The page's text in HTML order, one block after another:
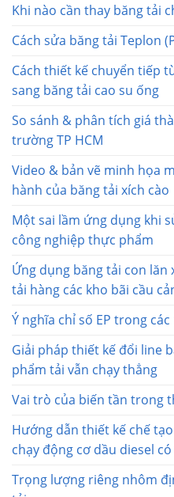
Khi nào cần thay băng tải
Cách sửa băng tải Teplon
Cách thiết kế chuyển tiếp
sang băng tải cao su ống
So sánh & phân tích giá
trường TP HCM
Video & bản vẽ minh họa
hành của băng tải xích cào
Một sai lầm ứng dụng khi
công nghiệp thực phẩm
Ứng dụng băng tải con
tải hàng các kho bãi cầu
Ý nghĩa chỉ số EP trong
Giải pháp thiết kế đổi line
phẩm tải vẫn chạy thẳng
Vai trò của biến tần trong
Hướng dẫn thiết kế chế
chạy động cơ dầu diesel
Trọng lượng riêng nhôm